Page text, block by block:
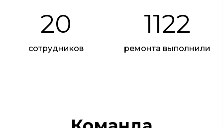
20
сотрудников
1122
ремонта выполнили